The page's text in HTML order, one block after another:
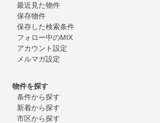
最近見た物件
保存物件
保存した検索条件
フォロー中のMIX
アカウント設定
メルマガ設定
物件を探す
条件から探す
新着から探す
市区から探す